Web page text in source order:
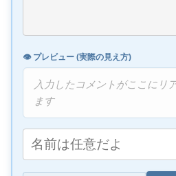
👁️ プレビュー (実際の見え方)
入力したコメントがここにリ
ます